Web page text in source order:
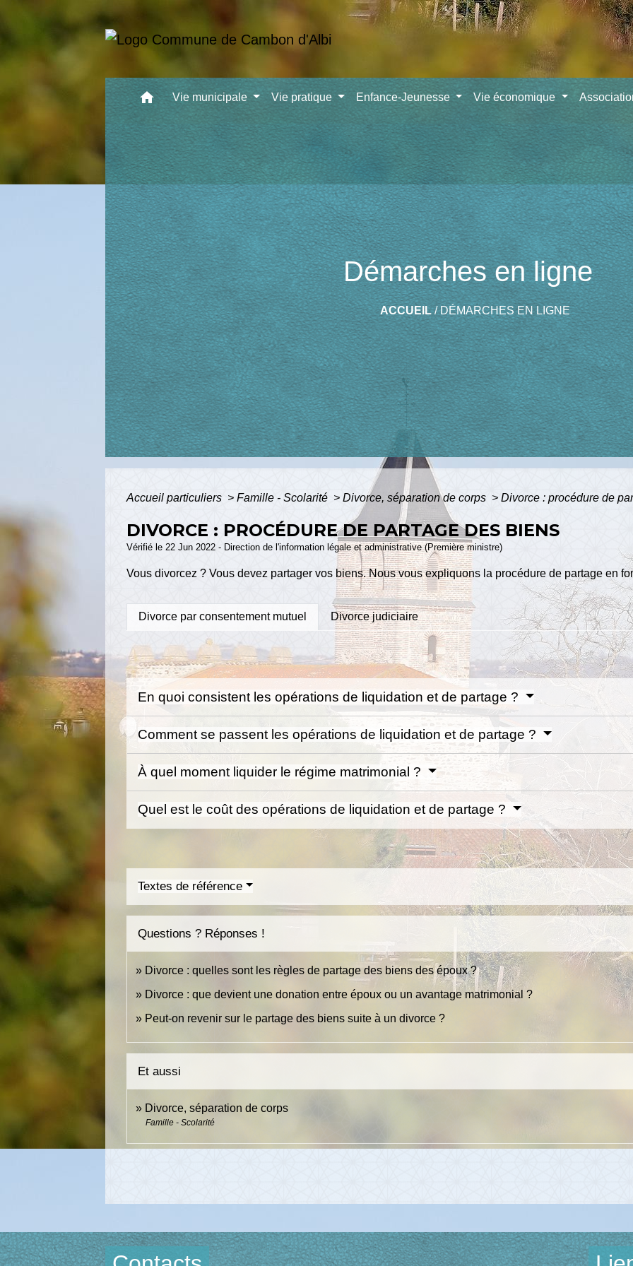
home Vie municipale Vie pratique Enfance-Jeunesse Vie économique
Démarches en ligne
ACCUEIL/DÉMARCHES EN LIGNE
Accueil particuliers > Famille - Scolarité > Divorce, séparation de corps > Divorce : procédure de
DIVORCE : PROCÉDURE DE PARTAGE DES BIENS
Vérifié le 22 Jun 2022 - Direction de l'information légale et administrative (Première ministre)
Vous divorcez ? Vous devez partager vos biens. Nous vous expliquons la procédure de partage en
Divorce par consentement mutuel Divorce judiciaire
En quoi consistent les opérations de liquidation et de partage ?
Comment se passent les opérations de liquidation et de partage ?
À quel moment liquider le régime matrimonial ?
Quel est le coût des opérations de liquidation et de partage ?
Textes de référence
Questions ? Réponses !
Divorce : quelles sont les règles de partage des biens des époux ?
Divorce : que devient une donation entre époux ou un avantage matrimonial ?
Peut-on revenir sur le partage des biens suite à un divorce ?
Et aussi
Divorce, séparation de corps
Famille - Scolarité